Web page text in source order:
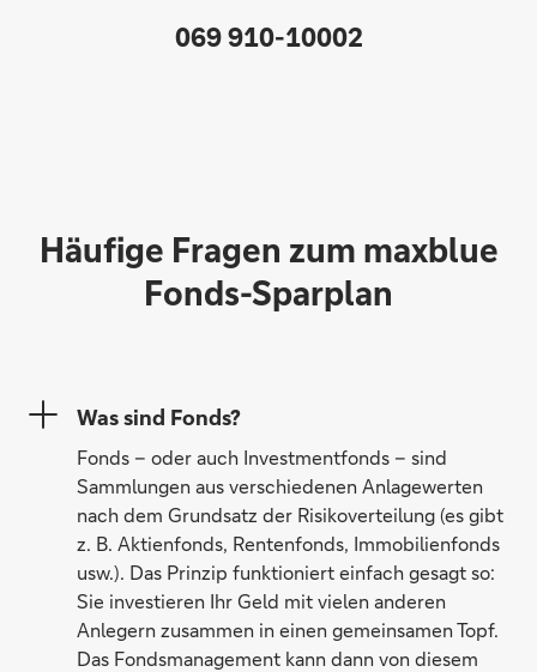
069 910-10002
Häufige Fragen zum maxblue
Fonds-Sparplan
Was sind Fonds?
Fonds – oder auch Investmentfonds – sind
Sammlungen aus verschiedenen Anlagewerten
nach dem Grundsatz der Risikoverteilung (es gibt
z. B. Aktienfonds, Rentenfonds, Immobilienfonds
usw.). Das Prinzip funktioniert einfach gesagt so:
Sie investieren Ihr Geld mit vielen anderen
Anlegern zusammen in einen gemeinsamen Topf.
Das Fondsmanagement kann dann von diesem